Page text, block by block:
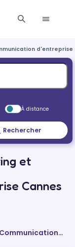
d'entreprise
À distance
Rechercher
et
Cannes